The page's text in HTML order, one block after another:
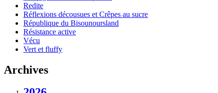
Redite
Réflexions décousues et Crêpes au sucre
République du Bisounoursland
Résistance active
Vécu
Vert et fluffy
Archives